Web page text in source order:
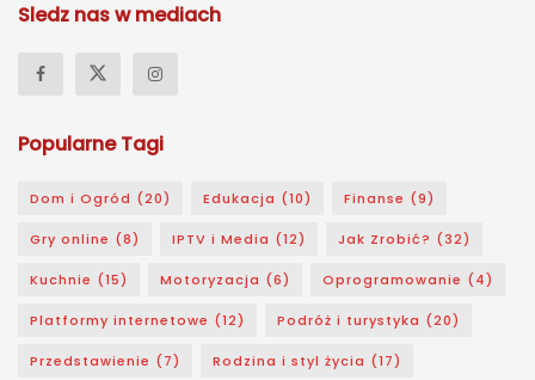
Sledz nas w mediach
Popularne Tagi
Dom i Ogród (20) Edukacja (10) Finanse (9)
Gry online (8) IPTV i Media (12) Jak Zrobić? (32)
Kuchnie (15) Motoryzacja (6) Oprogramowanie (4)
Platformy internetowe (12) Podróż i turystyka (20)
Przedstawienie (7) Rodzina i styl życia (17)